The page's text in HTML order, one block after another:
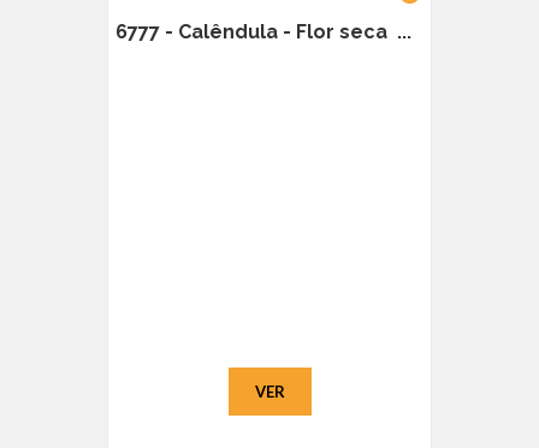
6777 - Calêndula - Flor seca ...
VER